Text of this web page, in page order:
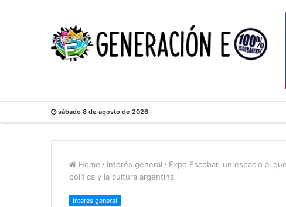
sábado 8 de agosto de 2026
Home / Interés general / Expo Escobar, un espacio al
política y la cultura argentina
Interés general